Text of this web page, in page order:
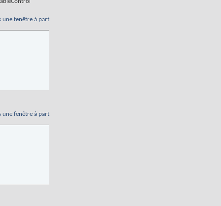
une fenêtre à part
une fenêtre à part